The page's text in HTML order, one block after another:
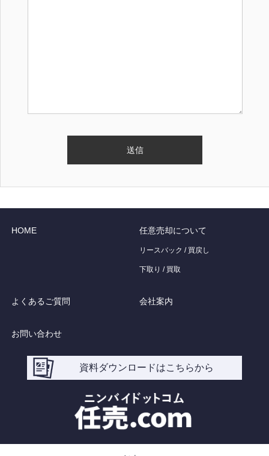
HOME 任意売却について
リースバック / 買戻し
下取り / 買取
よくあるご質問 会社案内
お問い合わせ
資料ダウンロードはこちらから